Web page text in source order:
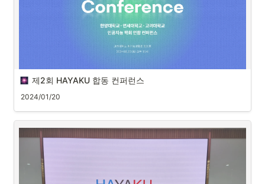
제2회 HAYAKU Conference
제2회 HAYAKU 합동 컨퍼런스
2024/01/20